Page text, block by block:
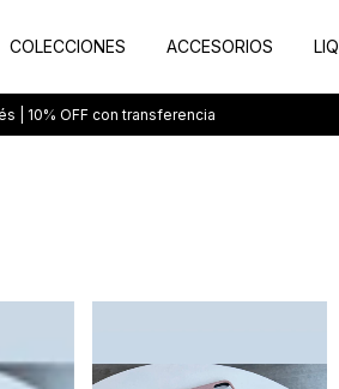
COLECCIONES ACCESORIOS
| 10% OFF con transferencia